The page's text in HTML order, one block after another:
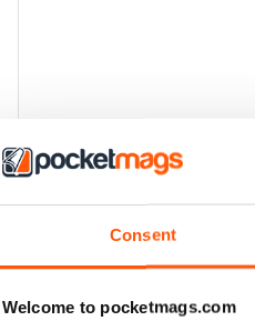
Consent
Welcome to pocketmags.com